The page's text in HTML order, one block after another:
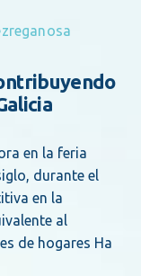
en la feria
durante el
en la
al
de hogares Ha